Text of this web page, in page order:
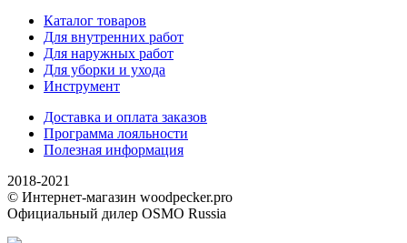
Каталог товаров
Для внутренних работ
Для наружных работ
Для уборки и ухода
Инструмент
Доставка и оплата заказов
Программа лояльности
Полезная информация
2018-2021
© Интернет-магазин woodpecker.pro
Официальный дилер OSMO Russia